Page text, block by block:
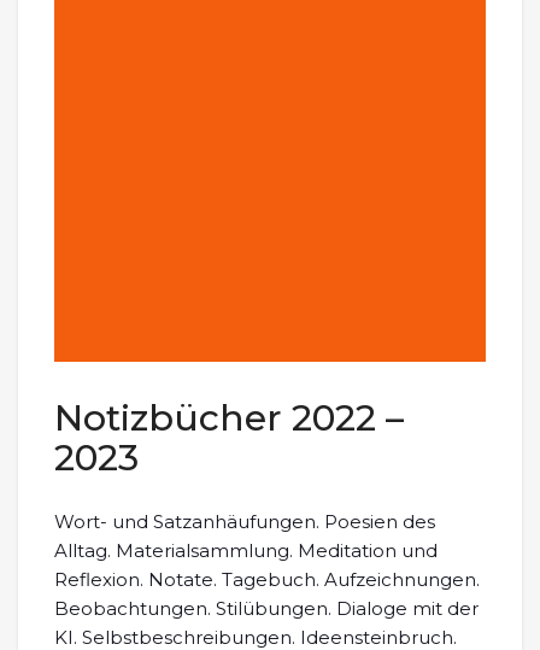
Notizbücher 2022 –
2023
Wort- und Satzanhäufungen. Poesien des
Alltag. Materialsammlung. Meditation und
Reflexion. Notate. Tagebuch. Aufzeichnungen.
Beobachtungen. Stilübungen. Dialoge mit der
KI. Selbstbeschreibungen. Ideensteinbruch.